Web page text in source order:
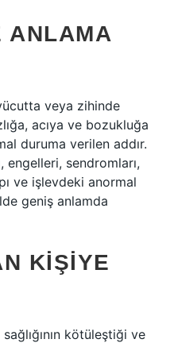
ANLAMA
veya zihinde
acıya ve bozukluğa
duruma verilen addır.
engelleri, sendromları,
ve işlevdeki anormal
geniş anlamda
KIŞIYE
kötüleştiği ve